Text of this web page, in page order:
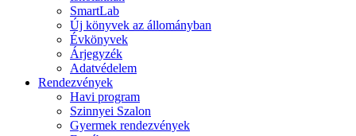
SmartLab
Új könyvek az állományban
Évkönyvek
Árjegyzék
Adatvédelem
Rendezvények
Havi program
Szinnyei Szalon
Gyermek rendezvények